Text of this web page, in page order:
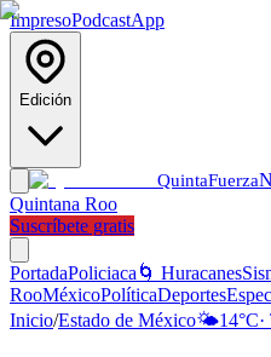
ImpresoPodcastApp
Edición
QuintaFuerza
Quintana Roo
Suscríbete gratis
PortadaPoliciaca 🌀 Huracanes
RooMéxicoPolíticaDeportes
Inicio/Estado de México🌤️14°C·